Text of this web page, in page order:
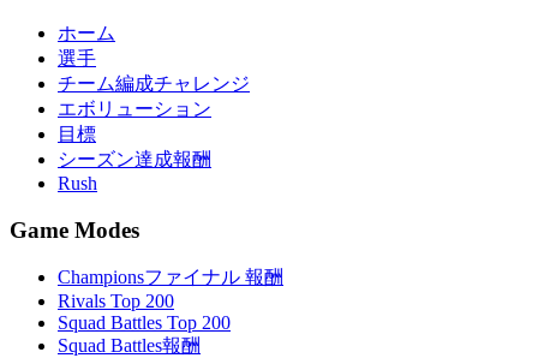
ホーム
選手
チーム編成チャレンジ
エボリューション
目標
シーズン達成報酬
Rush
Game Modes
Championsファイナル 報酬
Rivals Top 200
Squad Battles Top 200
Squad Battles報酬